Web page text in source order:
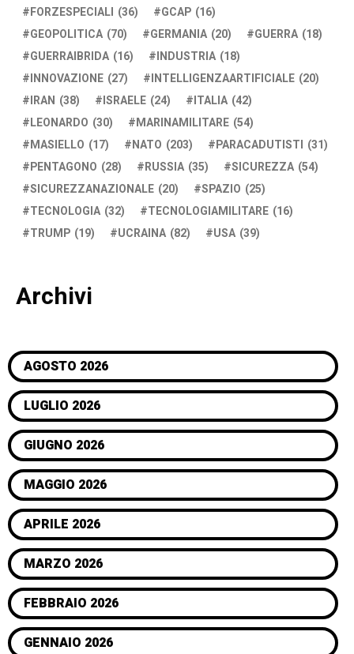
FORZESPECIALI (36) GCAP (16)
GEOPOLITICA (70) GERMANIA (20) GUERRA (18)
GUERRAIBRIDA (16) INDUSTRIA (18)
INNOVAZIONE (27) INTELLIGENZAARTIFICIALE (20)
IRAN (38) ISRAELE (24) ITALIA (42)
LEONARDO (30) MARINAMILITARE (54)
MASIELLO (17) NATO (203) PARACADUTISTI (31)
PENTAGONO (28) RUSSIA (35) SICUREZZA (54)
SICUREZZANAZIONALE (20) SPAZIO (25)
TECNOLOGIA (32) TECNOLOGIAMILITARE (16)
TRUMP (19) UCRAINA (82) USA (39)
Archivi
AGOSTO 2026
LUGLIO 2026
GIUGNO 2026
MAGGIO 2026
APRILE 2026
MARZO 2026
FEBBRAIO 2026
GENNAIO 2026